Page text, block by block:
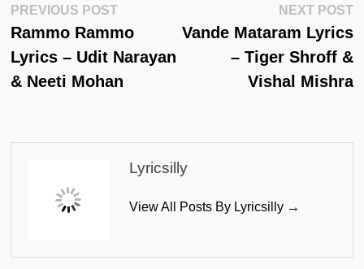
Post
Navigation
PREVIOUS POSTPrevious
Post:
Rammo Rammo
Lyrics – Udit Narayan
& Neeti Mohan
NEXT POST
Vande Mataram Lyrics
– Tiger Shroff &
Vishal Mishra
Lyricsilly
View All Posts By Lyricsilly →